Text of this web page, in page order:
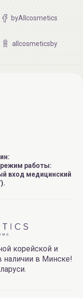
byAllcosmetics
allcosmeticsby
режим работы:
вход медицинский
корейской и
наличии в Минске!